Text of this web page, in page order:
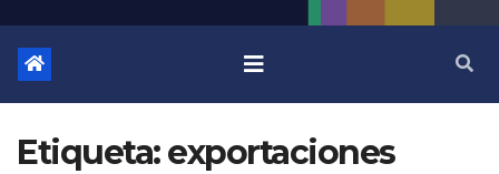
Etiqueta:exportaciones